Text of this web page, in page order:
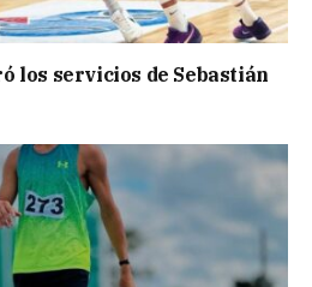
los servicios de Sebastián